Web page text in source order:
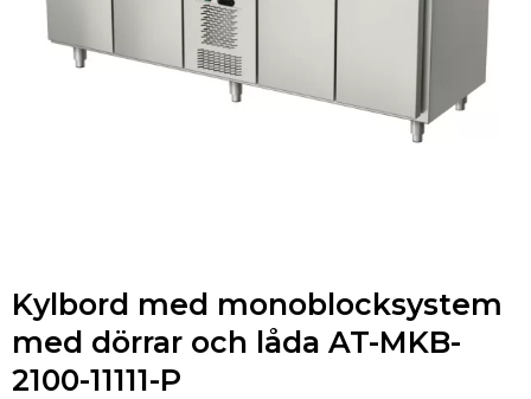
Kylbord med monoblocksystem
med dörrar och låda AT-MKB-
2100-11111-P